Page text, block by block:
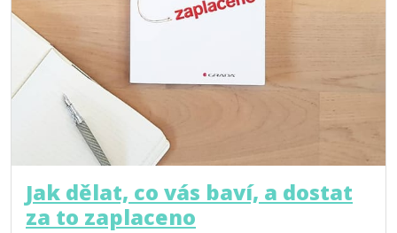
Jak dělat, co vás baví, a dostat
za to zaplaceno